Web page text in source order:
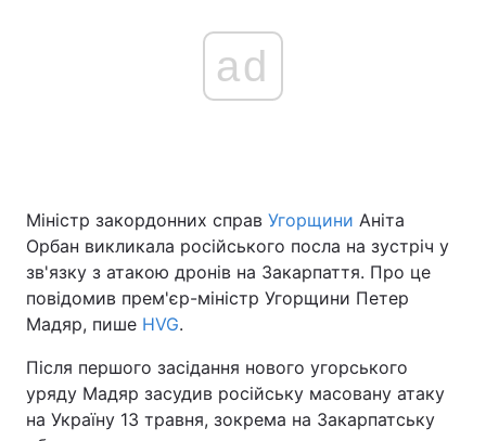
ad
Міністр закордонних справ Угорщини Аніта
Орбан викликала російського посла на зустріч у
зв'язку з атакою дронів на Закарпаття. Про це
повідомив прем'єр-міністр Угорщини Петер
Мадяр, пише HVG.
Після першого засідання нового угорського
уряду Мадяр засудив російську масовану атаку
на Україну 13 травня, зокрема на Закарпатську